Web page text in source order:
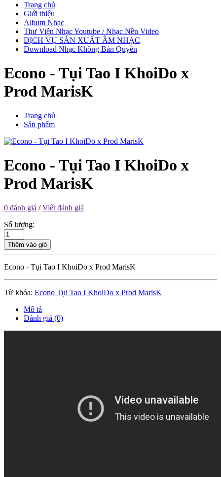
Trang chủ
Giới thiệu
Album Nhạc
Thư Viện Nhạc Youtube / Nhạc Nền Video
DỊCH VỤ SẢN XUẤT ÂM NHẠC
Download Nhạc Không Bản Quyền
Econo - Tụi Tao I KhoiDo x
Prod MarisK
Trang chủ
Sản phẩm
Econo - Tụi Tao I KhoiDo x
Prod MarisK
0 đánh giá /Viết đánh giá
Số lượng:
Thêm vào giỏ
Econo - Tụi Tao I KhoiDo x Prod MarisK
Từ khóa: Econo Tụi Tao I KhoiDo x Prod MarisK
Mô tả
Đánh giá (0)